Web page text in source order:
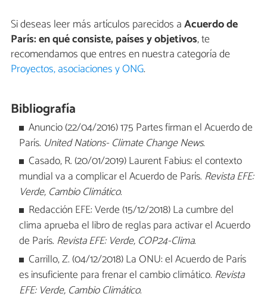
Si deseas leer más artículos parecidos aAcuerdo de
París: en qué consiste, países y objetivos, te
recomendamos que entres en nuestra categoría de
Proyectos, asociaciones y ONG.
Bibliografía
Anuncio (22/04/2016) 175 Partes firman el Acuerdo de
París. United Nations- Climate Change News.
Casado, R. (20/01/2019) Laurent Fabius: el contexto
mundial va a complicar el Acuerdo de París. Revista EFE:
Verde, Cambio Climático.
Redacción EFE: Verde (15/12/2018) La cumbre del
clima aprueba el libro de reglas para activar el Acuerdo
de París. Revista EFE: Verde, COP24-Clima.
Carrillo, Z. (04/12/2018) La ONU: el Acuerdo de París
es insuficiente para frenar el cambio climático. Revista
EFE: Verde, Cambio Climático.